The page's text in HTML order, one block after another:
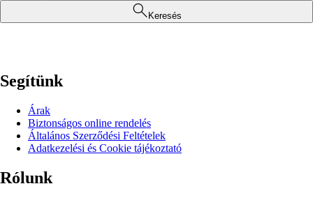
Keresés
Segítünk
Árak
Biztonságos online rendelés
Általános Szerződési Feltételek
Adatkezelési és Cookie tájékoztató
Rólunk